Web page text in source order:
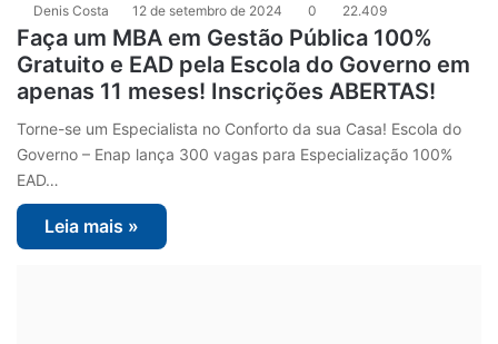
Denis Costa 12 de setembro de 2024 0 22.409
Faça um MBA em Gestão Pública 100%
Gratuito e EAD pela Escola do Governo em
apenas 11 meses! Inscrições ABERTAS!
Torne-se um Especialista no Conforto da sua Casa! Escola do
Governo – Enap lança 300 vagas para Especialização 100%
EAD…
Leia mais »